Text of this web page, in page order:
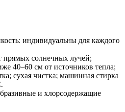
индивидуальны для каждого
прямых солнечных лучей;
40–60 см от источников тепла;
сухая чистка; машинная стирка
и хлорсодержащие